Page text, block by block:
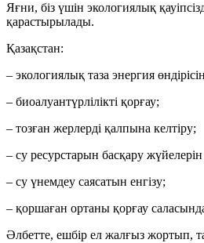
Яғни, біз үшін экологиялық
қарастырылады.
Қазақстан:
– экологиялық таза энергия
– биоалуантүрлілікті қорғау;
– тозған жерлерді қалпына келтіру;
– су ресурстарын басқару жүйелерін
– су үнемдеу саясатын енгізу;
– қоршаған ортаны қорғау
Әлбетте, ешбір ел жалғыз жортып,